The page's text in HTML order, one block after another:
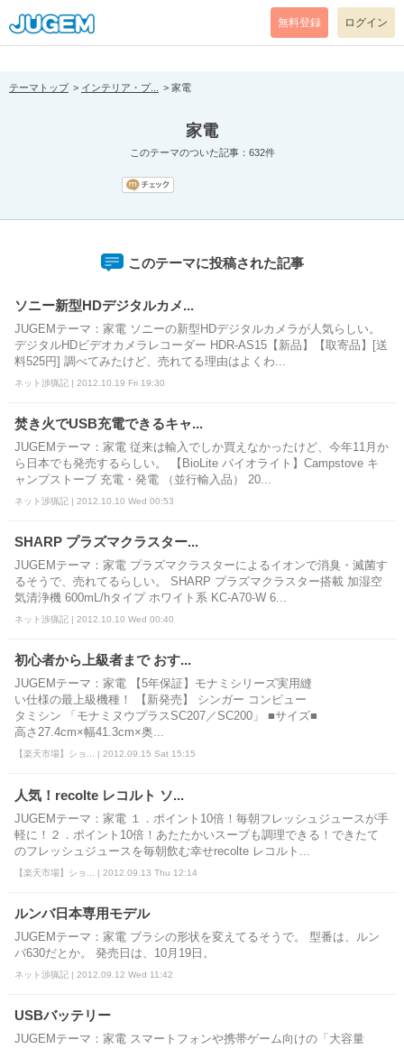
[pear_error: message="Success" code=0 mode=return level=notice
prefix="" info=""]
無料登録 ログイン
テーマトップ インテリア・プ... 家電
家電
このテーマのついた記事：632件
このテーマに投稿された記事
ソニー新型HDデジタルカメ...
JUGEMテーマ：家電 ソニーの新型HDデジタルカメラが人気らしい。
デジタルHDビデオカメラレコーダー HDR-AS15【新品】【取寄品】[送
料525円] 調べてみたけど、売れてる理由はよくわ...
ネット渉猟記 | 2012.10.19 Fri 19:30
焚き火でUSB充電できるキャ...
JUGEMテーマ：家電 従来は輸入でしか買えなかったけど、今年11月か
ら日本でも発売するらしい。 【BioLite バイオライト】Campstove キ
ャンプストーブ 充電・発電 （並行輸入品） 20...
ネット渉猟記 | 2012.10.10 Wed 00:53
SHARP プラズマクラスター...
JUGEMテーマ：家電 プラズマクラスターによるイオンで消臭・滅菌す
るそうで、売れてるらしい。 SHARP プラズマクラスター搭載 加湿空
気清浄機 600mL/hタイプ ホワイト系 KC-A70-W 6...
ネット渉猟記 | 2012.10.10 Wed 00:40
初心者から上級者まで おす...
JUGEMテーマ：家電 【5年保証】モナミシリーズ実用縫
い仕様の最上級機種！ 【新発売】 シンガー コンピュー
タミシン 「モナミヌウプラスSC207／SC200」 ■サイズ■
高さ27.4cm×幅41.3cm×奥...
【楽天市場】ショ... | 2012.09.15 Sat 15:15
人気！recolte レコルト ソ...
JUGEMテーマ：家電 １．ポイント10倍！毎朝フレッシュジュースが手
軽に！２．ポイント10倍！あたたかいスープも調理できる！できたて
のフレッシュジュースを毎朝飲む幸せrecolte レコルト...
【楽天市場】ショ... | 2012.09.13 Thu 12:14
ルンバ日本専用モデル
JUGEMテーマ：家電 ブラシの形状を変えてるそうで。 型番は、ルン
バ630だとか。 発売日は、10月19日。
ネット渉猟記 | 2012.09.12 Wed 11:42
USBバッテリー
JUGEMテーマ：家電 スマートフォンや携帯ゲーム向けの「大容量